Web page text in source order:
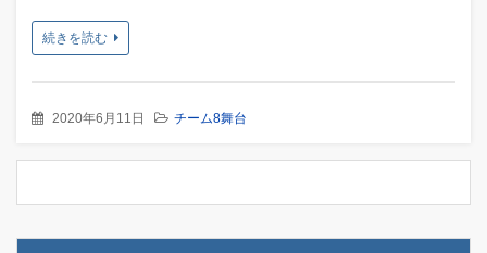
続きを読む
2020年6月11日 チーム8舞台